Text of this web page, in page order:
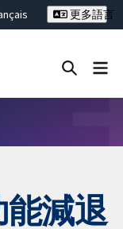
更多語言
減退